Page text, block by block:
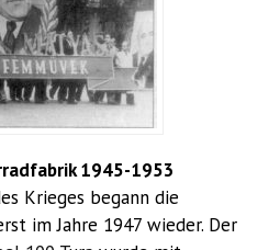
1945-1953
Krieges begann die
im Jahre 1947 wieder. Der